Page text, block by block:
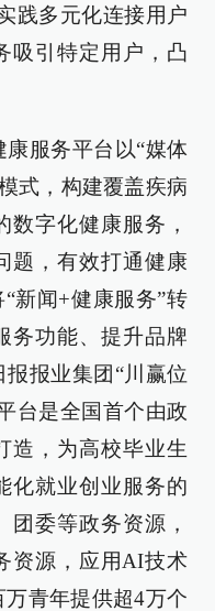
践多元化连接用户
吸引特定用户，凸
服务平台以“媒体
式，构建覆盖疾病
字化健康服务，
题，有效打通健康
新闻+健康服务”转
务功能、提升品牌
报业集团“川赢位
台是全国首个由政
造，为高校毕业生
化就业创业服务的
委等政务资源，
资源，应用AI技术
青年提供超4万个